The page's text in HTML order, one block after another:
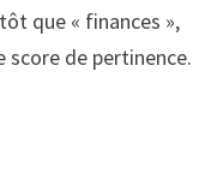
que « finances »,
de pertinence.